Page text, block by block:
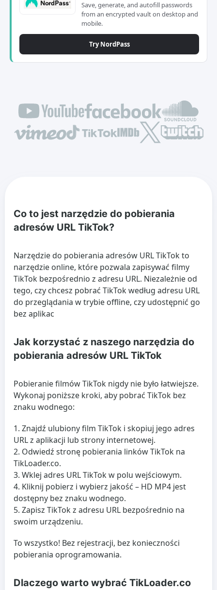
Save, generate, and autofill passwords
from an encrypted vault on desktop and
mobile.
Try NordPass
Co to jest narzędzie do pobierania
adresów URL TikTok?
Narzędzie do pobierania adresów URL TikTok to
narzędzie online, które pozwala zapisywać filmy
TikTok bezpośrednio z adresu URL. Niezależnie od
tego, czy chcesz pobrać TikTok według adresu URL
do przeglądania w trybie offline, czy udostępnić go
bez aplikac
Jak korzystać z naszego narzędzia do
pobierania adresów URL TikTok
Pobieranie filmów TikTok nigdy nie było łatwiejsze.
Wykonaj poniższe kroki, aby pobrać TikTok bez
znaku wodnego:
Znajdź ulubiony film TikTok i skopiuj jego adres
URL z aplikacji lub strony internetowej.
Odwiedź stronę pobierania linków TikTok na
TikLoader.co.
Wklej adres URL TikTok w polu wejściowym.
Kliknij pobierz i wybierz jakość – HD MP4 jest
dostępny bez znaku wodnego.
Zapisz TikTok z adresu URL bezpośrednio na
swoim urządzeniu.
To wszystko! Bez rejestracji, bez konieczności
pobierania oprogramowania.
Dlaczego warto wybrać TikLoader.co